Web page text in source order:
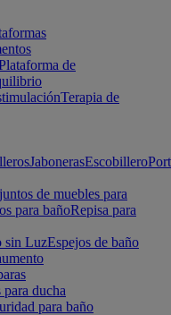
de
Terapia de
JabonerasEscobillero
de muebles para
para bañoRepisa para
sin LuzEspejos de baño
ducha
para baño